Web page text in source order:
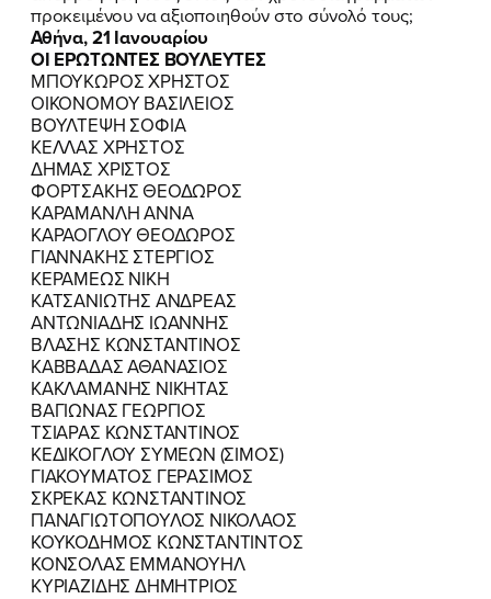
προκειμένου να αξιοποιηθούν στο σύνολό τους;
Αθήνα, 21 Ιανουαρίου
ΟΙ ΕΡΩΤΩΝΤΕΣ ΒΟΥΛΕΥΤΕΣ
ΜΠΟΥΚΩΡΟΣ ΧΡΗΣΤΟΣ
ΟΙΚΟΝΟΜΟΥ ΒΑΣΙΛΕΙΟΣ
ΒΟΥΛΤΕΨΗ ΣΟΦΙΑ
ΚΕΛΛΑΣ ΧΡΗΣΤΟΣ
ΔΗΜΑΣ ΧΡΙΣΤΟΣ
ΦΟΡΤΣΑΚΗΣ ΘΕΟΔΩΡΟΣ
ΚΑΡΑΜΑΝΛΗ ΑΝΝΑ
ΚΑΡΑΟΓΛΟΥ ΘΕΟΔΩΡΟΣ
ΓΙΑΝΝΑΚΗΣ ΣΤΕΡΓΙΟΣ
ΚΕΡΑΜΕΩΣ ΝΙΚΗ
ΚΑΤΣΑΝΙΩΤΗΣ ΑΝΔΡΕΑΣ
ΑΝΤΩΝΙΑΔΗΣ ΙΩΑΝΝΗΣ
ΒΛΑΣΗΣ ΚΩΝΣΤΑΝΤΙΝΟΣ
ΚΑΒΒΑΔΑΣ ΑΘΑΝΑΣΙΟΣ
ΚΑΚΛΑΜΑΝΗΣ ΝΙΚΗΤΑΣ
ΒΑΓΙΩΝΑΣ ΓΕΩΡΓΙΟΣ
ΤΣΙΑΡΑΣ ΚΩΝΣΤΑΝΤΙΝΟΣ
ΚΕΔΙΚΟΓΛΟΥ ΣΥΜΕΩΝ (ΣΙΜΟΣ)
ΓΙΑΚΟΥΜΑΤΟΣ ΓΕΡΑΣΙΜΟΣ
ΣΚΡΕΚΑΣ ΚΩΝΣΤΑΝΤΙΝΟΣ
ΠΑΝΑΓΙΩΤΟΠΟΥΛΟΣ ΝΙΚΟΛΑΟΣ
ΚΟΥΚΟΔΗΜΟΣ ΚΩΝΣΤΑΝΤΙΝΤΟΣ
ΚΟΝΣΟΛΑΣ ΕΜΜΑΝΟΥΗΛ
ΚΥΡΙΑΖΙΔΗΣ ΔΗΜΗΤΡΙΟΣ